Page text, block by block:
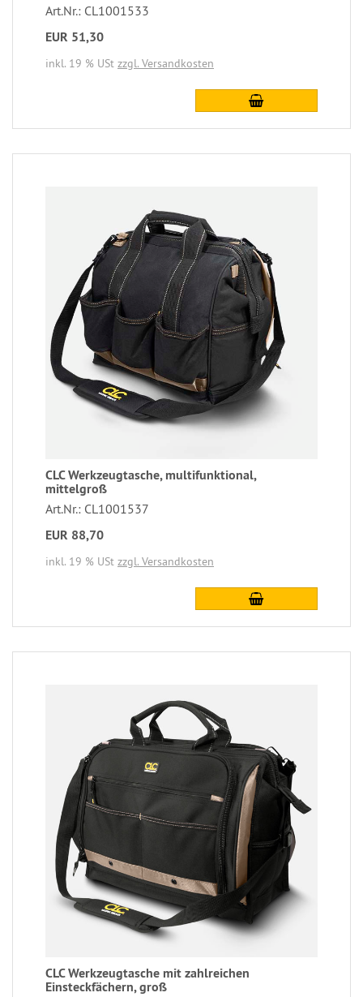
Art.Nr.: CL1001533
EUR 51,30
inkl. 19 % USt zzgl. Versandkosten
CLC Werkzeugtasche, multifunktional,
mittelgroß
Art.Nr.: CL1001537
EUR 88,70
inkl. 19 % USt zzgl. Versandkosten
CLC Werkzeugtasche mit zahlreichen
Einsteckfächern, groß